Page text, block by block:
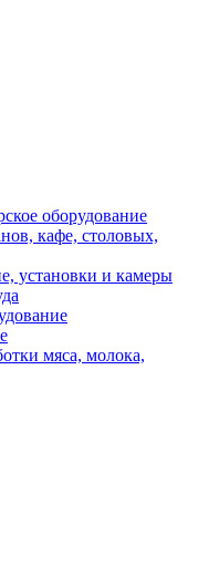
оборудование
кафе, столовых,
установки и камеры
мяса, молока,